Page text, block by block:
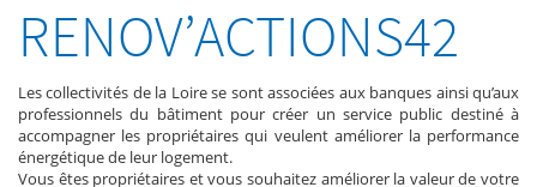
RENOV’ACTIONS42
Les collectivités de la Loire se sont associées aux banques ainsi qu’aux
professionnels du bâtiment pour créer un service public destiné à
accompagner les propriétaires qui veulent améliorer la performance
énergétique de leur logement.
Vous êtes propriétaires et vous souhaitez améliorer la valeur de votre